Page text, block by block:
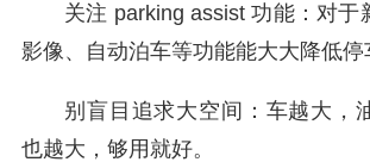
关注 parking assist 功能：对于
影像、自动泊车等功能能大大降低停
别盲目追求大空间：车越大，
也越大，够用就好。